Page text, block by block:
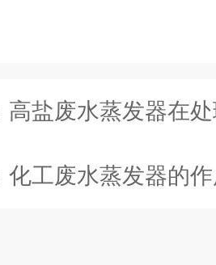
高盐废水蒸发器在处理高盐度废
化工废水蒸发器的作用